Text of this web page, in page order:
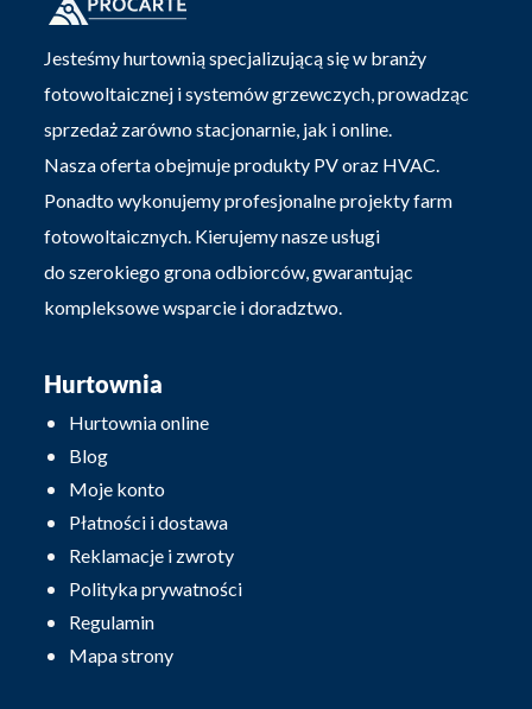
Jesteśmy hurtownią specjalizującą się w branży
fotowoltaicznej i systemów grzewczych, prowadząc
sprzedaż zarówno stacjonarnie, jak i online.
Nasza oferta obejmuje produkty PV oraz HVAC.
Ponadto wykonujemy profesjonalne projekty farm
fotowoltaicznych. Kierujemy nasze usługi
do szerokiego grona odbiorców, gwarantując
kompleksowe wsparcie i doradztwo.
Hurtownia
Hurtownia online
Blog
Moje konto
Płatności i dostawa
Reklamacje i zwroty
Polityka prywatności
Regulamin
Mapa strony